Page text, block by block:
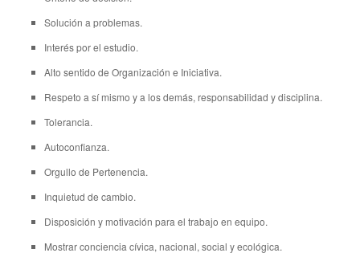
Solución a problemas.
Interés por el estudio.
Alto sentido de Organización e Iniciativa.
Respeto a sí mismo y a los demás, responsabilidad y disciplina.
Tolerancia.
Autoconfianza.
Orgullo de Pertenencia.
Inquietud de cambio.
Disposición y motivación para el trabajo en equipo.
Mostrar conciencia cívica, nacional, social y ecológica.